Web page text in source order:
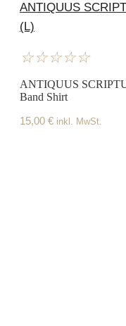
ANTIQUUS
(L)
☆☆☆☆☆
ANTIQUUS
Band Shirt
15,00 € inkl. MwSt.